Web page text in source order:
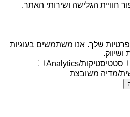
חוויית הגלישה ושירותי האתר.
שלך. אנו משתמשים בעוגיות
סטטיסטיקות/Analytics
מדיה משובצת